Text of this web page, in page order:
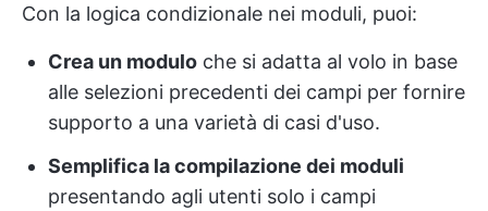
Con la logica condizionale nei moduli, puoi:
Crea un modulo che si adatta al volo in base
alle selezioni precedenti dei campi per fornire
supporto a una varietà di casi d'uso.
Semplifica la compilazione dei moduli
presentando agli utenti solo i campi